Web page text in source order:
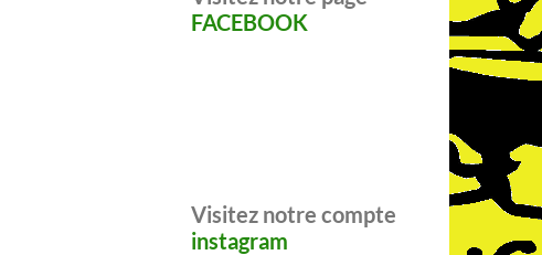
FACEBOOK
Visitez notre compte
instagram